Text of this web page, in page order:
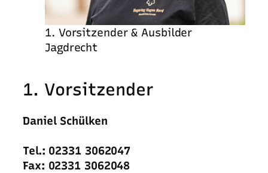
1. Vorsitzender & Ausbilder
Jagdrecht
1. Vorsitzender
Daniel Schülken
Tel.: 02331 3062047
Fax: 02331 3062048